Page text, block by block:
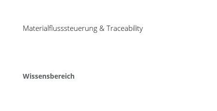
Materialflusssteuerung & Traceability
Wissensbereich
28